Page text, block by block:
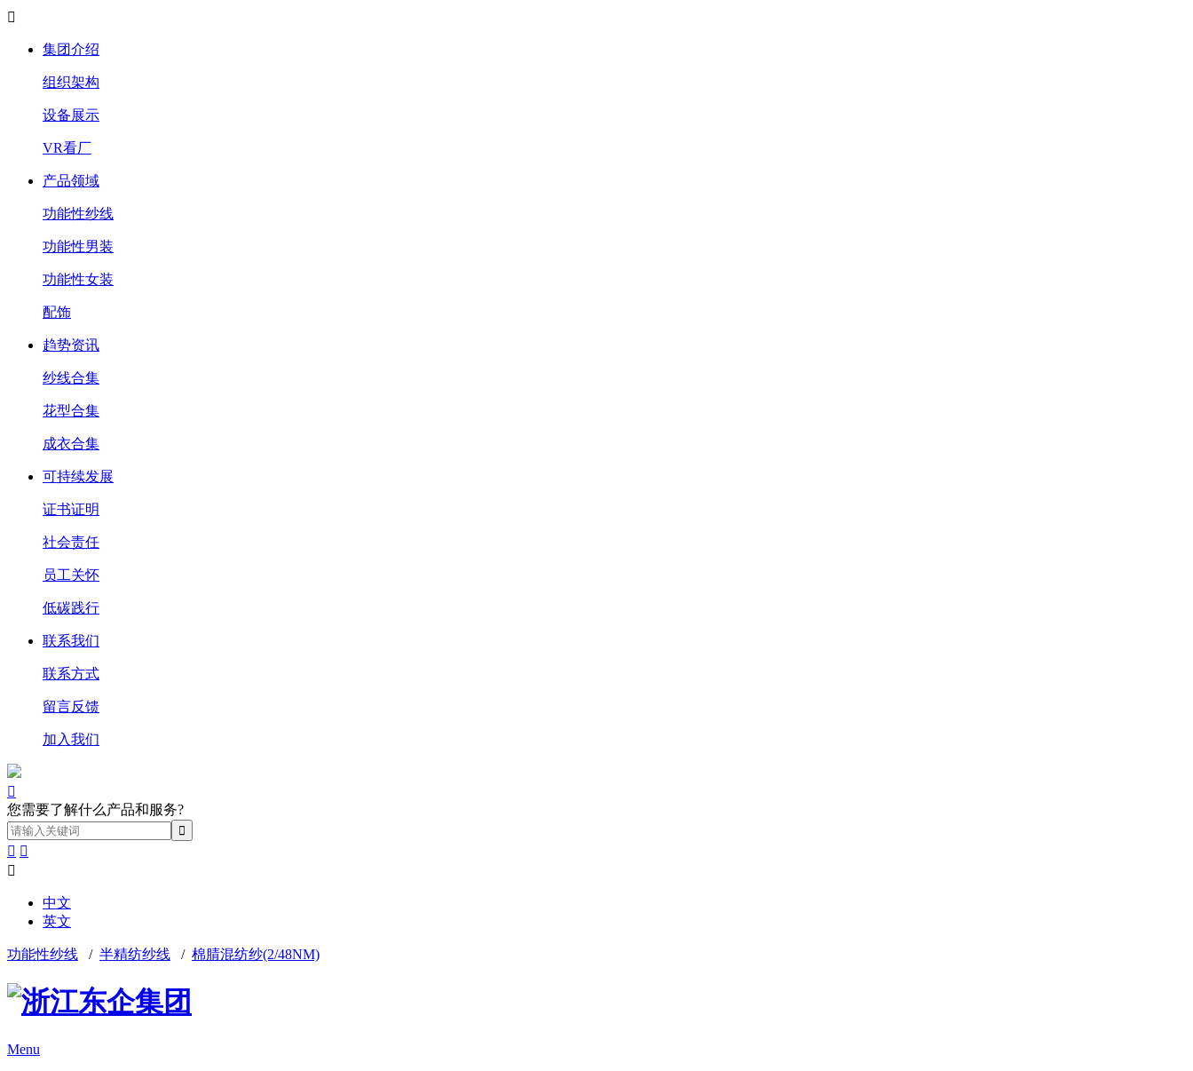

集团介绍
组织架构
设备展示
VR看厂
产品领域
功能性纱线
功能性男装
功能性女装
配饰
趋势资讯
纱线合集
花型合集
成衣合集
可持续发展
证书证明
社会责任
员工关怀
低碳践行
联系我们
联系方式
留言反馈
加入我们

您需要了解什么产品和服务?
 

中文
英文
功能性纱线 / 半精纺纱线 / 棉腈混纺纱(2/48NM)
Menu